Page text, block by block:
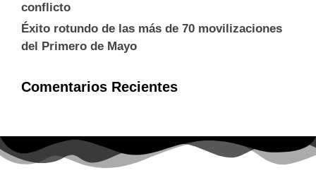
conflicto
Éxito rotundo de las más de 70 movilizaciones
del Primero de Mayo
Comentarios Recientes